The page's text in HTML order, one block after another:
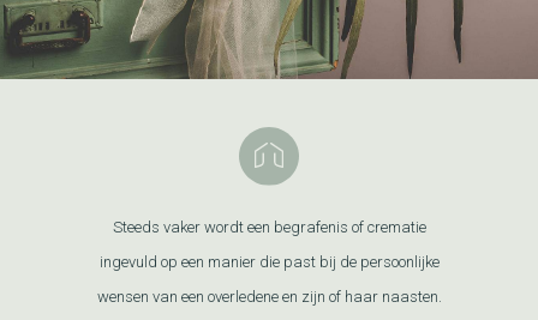
Steeds vaker wordt een begrafenis of crematie
ingevuld op een manier die past bij de persoonlijke
wensen van een overledene en zijn of haar naasten.